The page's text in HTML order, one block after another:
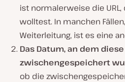
ist normalerweise die
wolltest. In manchen
Weiterleitung, ist es eine
Das Datum, an dem
zwischengespeichert
ob die